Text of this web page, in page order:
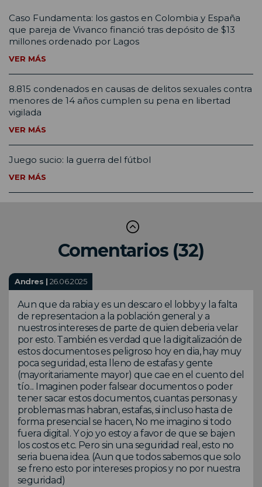
Caso Fundamenta: los gastos en Colombia y España
que pareja de Vivanco financió tras depósito de $13
millones ordenado por Lagos
VER MÁS
8.815 condenados en causas de delitos sexuales contra
menores de 14 años cumplen su pena en libertad
vigilada
VER MÁS
Juego sucio: la guerra del fútbol
VER MÁS
Comentarios (32)
Andres | 26.06.2025
Aun que da rabia y es un descaro el lobby y la falta
de representacion a la población general y a
nuestros intereses de parte de quien deberia velar
por esto. También es verdad que la digitalización de
estos documentos es peligroso hoy en dia, hay muy
poca seguridad, esta lleno de estafas y gente
(mayoritariamente mayor) que cae en el cuento del
tío... Imaginen poder falsear documentos o poder
tener sacar estos documentos, cuantas personas y
problemas mas habran, estafas, si incluso hasta de
forma presencial se hacen, No me imagino si todo
fuera digital. Y ojo yo estoy a favor de que se bajen
los costos etc. Pero sin una seguridad real, esto no
seria buena idea. (Aun que todos sabemos que solo
se freno esto por intereses propios y no por nuestra
seguridad)